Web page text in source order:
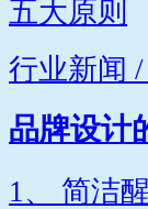
行业新闻 /
品牌设计
1、 简洁